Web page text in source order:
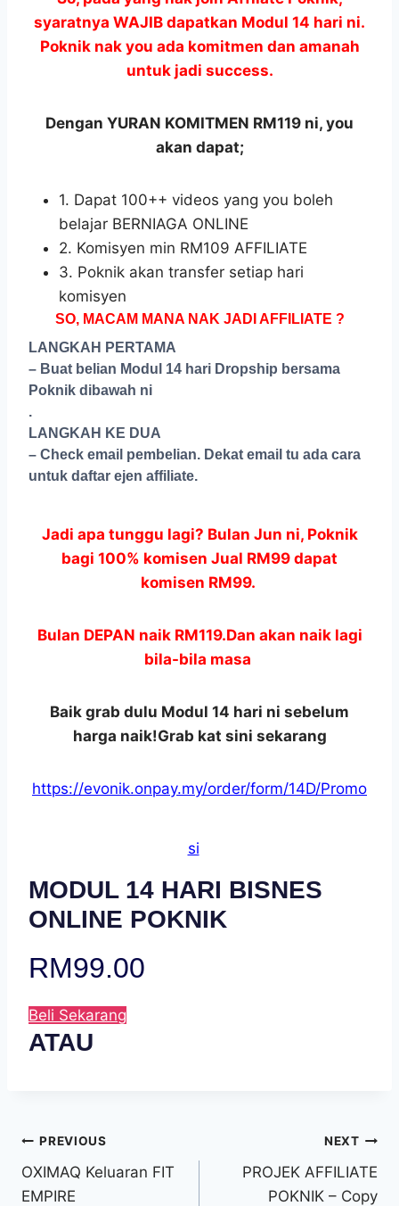
syaratnya WAJIB dapatkan Modul 14 hari ni.
Poknik nak you ada komitmen dan amanah
untuk jadi success.
Dengan YURAN KOMITMEN RM119 ni, you
akan dapat;
1. Dapat 100++ videos yang you boleh
belajar BERNIAGA ONLINE
2. Komisyen min RM109 AFFILIATE
3. Poknik akan transfer setiap hari
komisyen
SO, MACAM MANA NAK JADI AFFILIATE ?
LANGKAH PERTAMA
– Buat belian Modul 14 hari Dropship bersama
Poknik dibawah ni
.
LANGKAH KE DUA
– Check email pembelian. Dekat email tu ada cara
untuk daftar ejen affiliate.
Jadi apa tunggu lagi? Bulan Jun ni, Poknik
bagi 100% komisen Jual RM99 dapat
komisen RM99.
Bulan DEPAN naik RM119.Dan akan naik lagi
bila-bila masa
Baik grab dulu Modul 14 hari ni sebelum
harga naik!Grab kat sini sekarang
https://evonik.onpay.my/order/form/14D/Promo
si
MODUL 14 HARI BISNES
ONLINE POKNIK
RM99.00
Beli Sekarang
ATAU
Post
navigation
PREVIOUS
OXIMAQ Keluaran FIT
EMPIRE
NEXT
PROJEK AFFILIATE
POKNIK – Copy